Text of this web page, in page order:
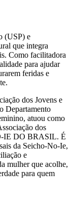
(USP) e
que integra
Como facilitadora
para ajudar
feridas e
dos Jovens e
Departamento
atuou como
dos
IE DO BRASIL. É
da Seicho-No-Ie,
e
mulher que acolhe,
para quem